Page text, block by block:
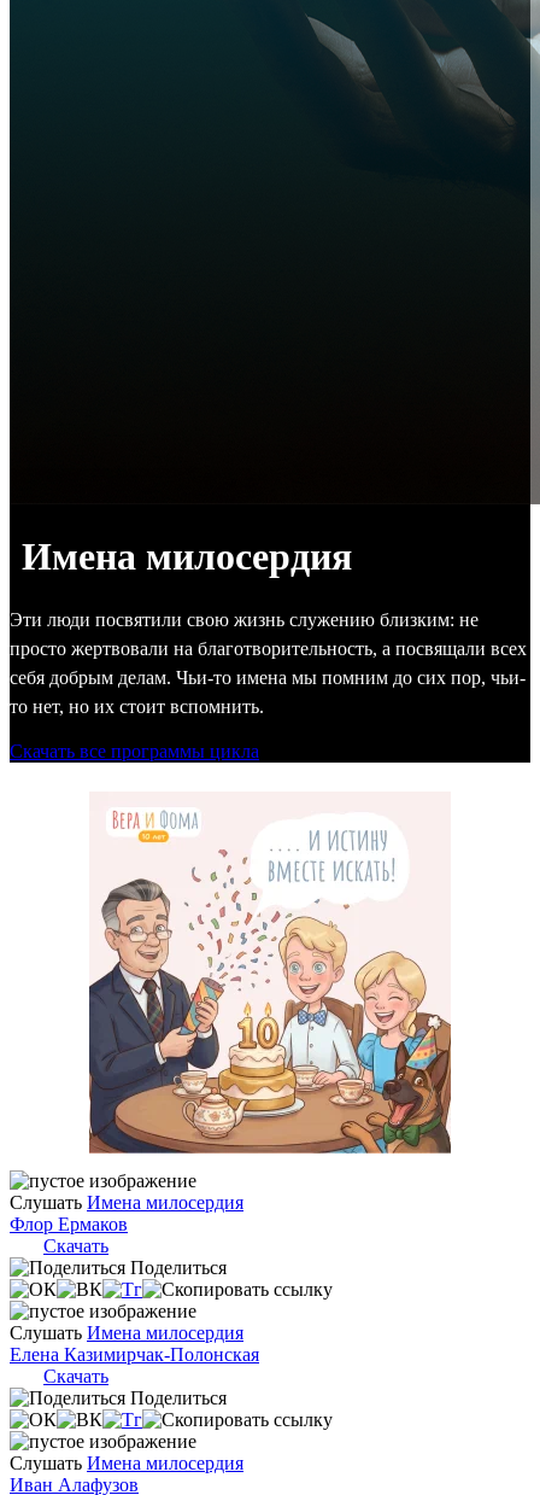
Имена милосердия
Эти люди посвятили свою жизнь служению близким: не
просто жертвовали на благотворительность, а посвящали всех
себя добрым делам. Чьи-то имена мы помним до сих пор, чьи-
то нет, но их стоит вспомнить.
Скачать все программы цикла
Слушать Имена милосердия
Флор Ермаков
Скачать
Поделиться
Слушать Имена милосердия
Елена Казимирчак-Полонская
Скачать
Поделиться
Слушать Имена милосердия
Иван Алафузов